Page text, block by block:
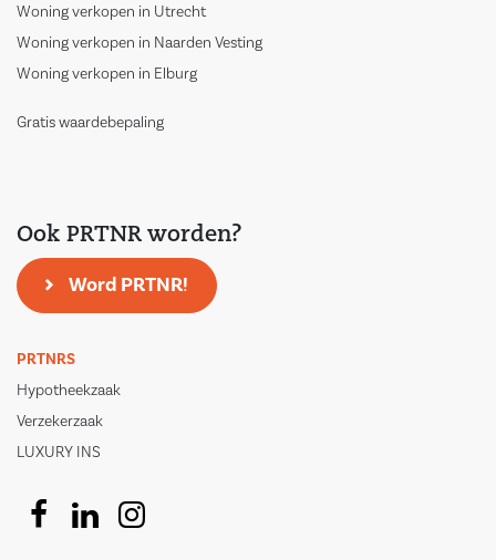
Woning verkopen in Utrecht
Woning verkopen in Naarden Vesting
Woning verkopen in Elburg
Gratis waardebepaling
Ook PRTNR worden?
Word PRTNR!
PRTNRS
Hypotheekzaak
Verzekerzaak
LUXURY INS